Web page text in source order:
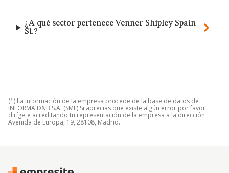
¿A qué sector pertenece Venner Shipley Spain
Sl.?
(1) La información de la empresa procede de la base de datos de
INFORMA D&B S.A. (SME) Si aprecias que existe algún error por favor
dirígete acreditando tu representación de la empresa a la dirección
Avenida de Europa, 19, 28108, Madrid.